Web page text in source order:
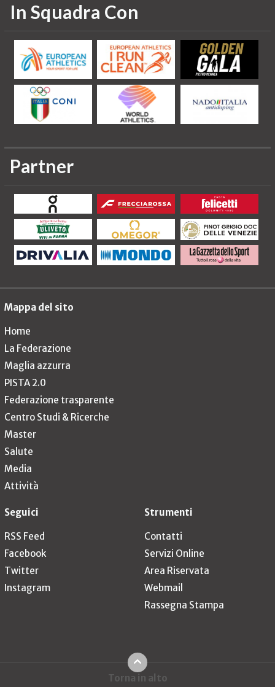
In Squadra Con
Partner
Mappa del sito
Home
La Federazione
Maglia azzurra
PISTA 2.0
Federazione trasparente
Centro Studi & Ricerche
Master
Salute
Media
Attività
Seguici
RSS Feed
Facebook
Twitter
Instagram
Strumenti
Contatti
Servizi Online
Area Riservata
Webmail
Rassegna Stampa
Torna in alto